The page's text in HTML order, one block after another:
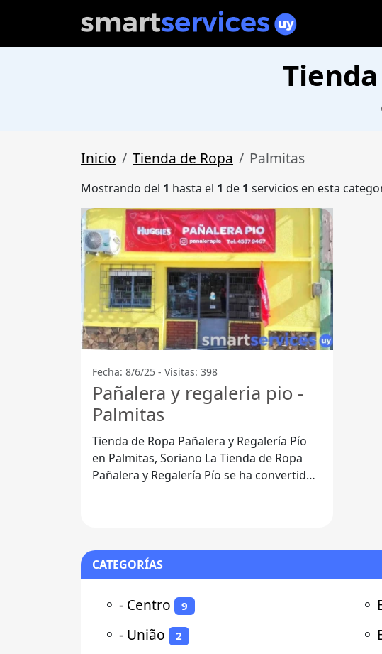
Inicio Tienda de Ropa Palmitas
Mostrando del 1 hasta el 1 de 1 servicios en esta
Fecha: 8/6/25 - Visitas: 398
Pañalera y regaleria pio -
Palmitas
Tienda de Ropa Pañalera y Regalería Pío
en Palmitas, Soriano La Tienda de Ropa
Pañalera y Regalería Pío se ha convertido
CATEGORÍAS
⚬ - Centro 9
⚬ - União 2
⚬
⚬